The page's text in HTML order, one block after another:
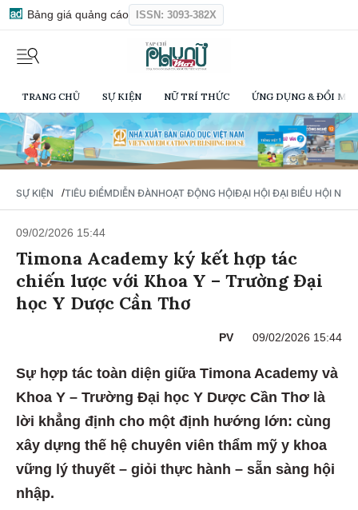
Bảng giá quảng cáo ISSN: 3093-382X
TRANG CHỦ SỰ KIỆN NỮ TRÍ THỨC ỨNG DỤNG & ĐỔI
SỰ KIỆN / TIÊU ĐIỂMDIỄN ĐÀNHOẠT ĐỘNG HỘIĐẠI HỘI ĐẠI BIỂU HỘI NỮ
09/02/2026 15:44
Timona Academy ký kết hợp tác
chiến lược với Khoa Y – Trường Đại
học Y Dược Cần Thơ
PV 09/02/2026 15:44
Sự hợp tác toàn diện giữa Timona Academy và
Khoa Y – Trường Đại học Y Dược Cần Thơ là
lời khẳng định cho một định hướng lớn: cùng
xây dựng thế hệ chuyên viên thẩm mỹ y khoa
vững lý thuyết – giỏi thực hành – sẵn sàng hội
nhập.